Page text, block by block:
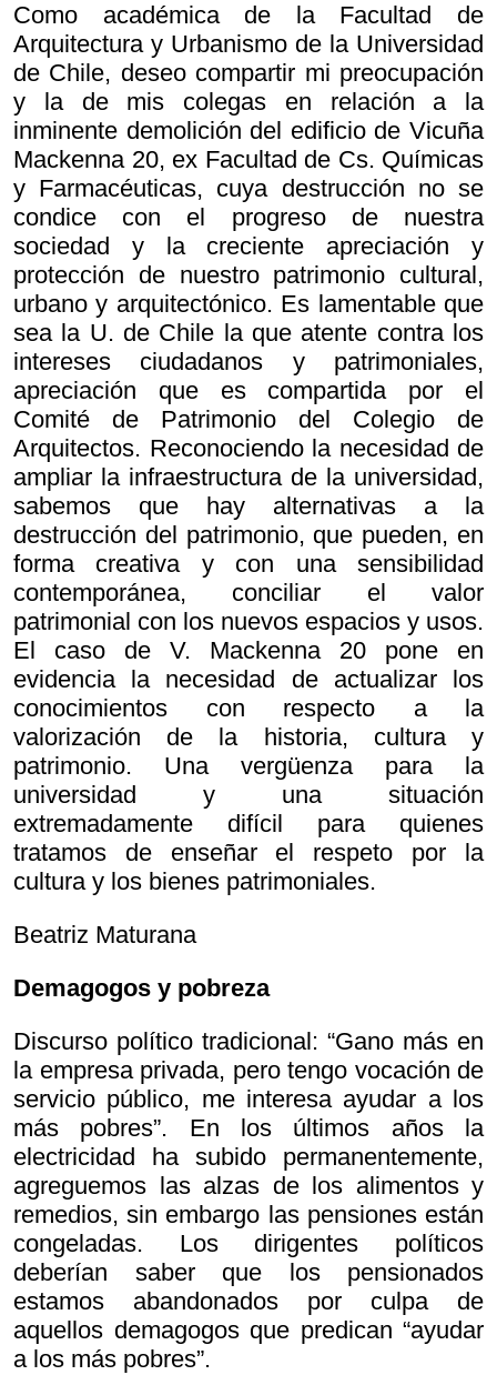
Como académica de la Facultad de
Arquitectura y Urbanismo de la Universidad
de Chile, deseo compartir mi preocupación
y la de mis colegas en relación a la
inminente demolición del edificio de Vicuña
Mackenna 20, ex Facultad de Cs. Químicas
y Farmacéuticas, cuya destrucción no se
condice con el progreso de nuestra
sociedad y la creciente apreciación y
protección de nuestro patrimonio cultural,
urbano y arquitectónico. Es lamentable que
sea la U. de Chile la que atente contra los
intereses ciudadanos y patrimoniales,
apreciación que es compartida por el
Comité de Patrimonio del Colegio de
Arquitectos. Reconociendo la necesidad de
ampliar la infraestructura de la universidad,
sabemos que hay alternativas a la
destrucción del patrimonio, que pueden, en
forma creativa y con una sensibilidad
contemporánea, conciliar el valor
patrimonial con los nuevos espacios y usos.
El caso de V. Mackenna 20 pone en
evidencia la necesidad de actualizar los
conocimientos con respecto a la
valorización de la historia, cultura y
patrimonio. Una vergüenza para la
universidad y una situación
extremadamente difícil para quienes
tratamos de enseñar el respeto por la
cultura y los bienes patrimoniales.
Beatriz Maturana
Demagogos y pobreza
Discurso político tradicional: “Gano más en
la empresa privada, pero tengo vocación de
servicio público, me interesa ayudar a los
más pobres”. En los últimos años la
electricidad ha subido permanentemente,
agreguemos las alzas de los alimentos y
remedios, sin embargo las pensiones están
congeladas. Los dirigentes políticos
deberían saber que los pensionados
estamos abandonados por culpa de
aquellos demagogos que predican “ayudar
a los más pobres”.